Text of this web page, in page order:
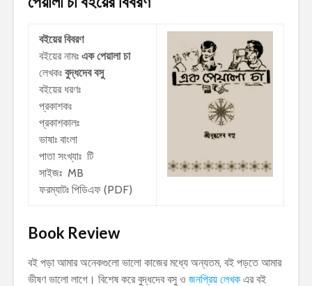
বইয়ের বিবরণ
বইয়ের নামঃ এক পেয়ালা চা
লেখকঃ বুদ্ধদেব বসু
বইয়ের ধরণঃ
প্রকাশকঃ
প্রকাশকালঃ
ভাষাঃ বাংলা
পাতা সংখ্যাঃ টি
সাইজঃ MB
ফরম্যাটঃ পিডিএফ (PDF)
Book Review
বই পড়া আমার অনেকগুলো ভালো কাজের মধ্যে অন্যতম, বই পড়তে আমার
ভীষণ ভালো লাগে। বিশেষ করে বুদ্ধদেব বসু ও জনপ্রিয় লেখক এর বই